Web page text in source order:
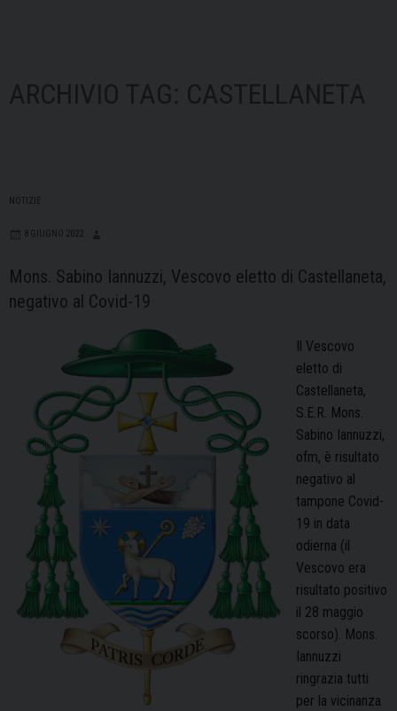
NOTIZIE
8 GIUGNO 2022
Mons. Sabino Iannuzzi, Vescovo eletto di Castellaneta,
negativo al Covid-19
Il Vescovo
eletto di
Castellaneta,
S.E.R. Mons.
Sabino Iannuzzi,
ofm, è risultato
negativo al
tampone Covid-
19 in data
odierna (il
Vescovo era
risultato positivo
il 28 maggio
scorso). Mons.
Iannuzzi
ringrazia tutti
per la vicinanza